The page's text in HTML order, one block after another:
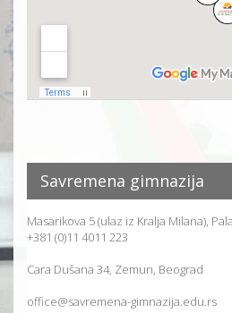
Savremena gimnazija
Masarikova 5 (ulaz iz Kralja Milana),
+381 (0)11 4011 223
Cara Dušana 34, Zemun, Beograd
office@savremena-gimnazija.edu.rs